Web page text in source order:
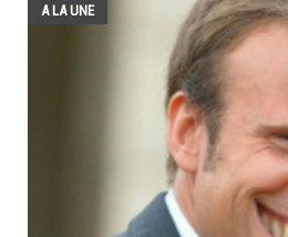
A LA UNE